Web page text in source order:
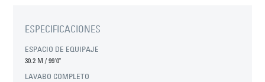
ESPECIFICACIONES
ESPACIO DE EQUIPAJE
30.2 M/99'0"
LAVABO COMPLETO